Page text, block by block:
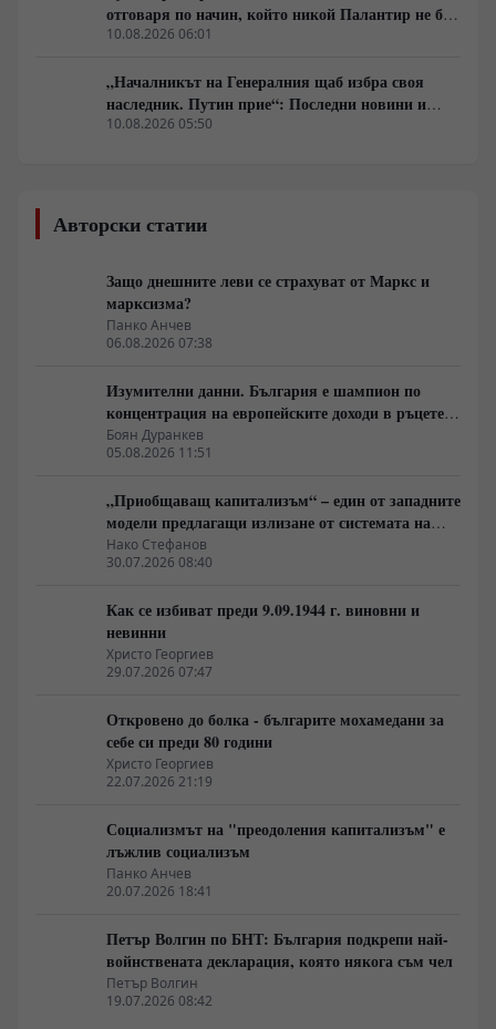
отговаря по начин, който никой Палантир не би
могъл да предвиди.
10.08.2026 06:01
„Началникът на Генералния щаб избра своя
наследник. Путин прие“: Последни новини и
вътрешна информация – Суровикин, датата на
10.08.2026 05:50
Авторски статии
Защо днешните леви се страхуват от Маркс и
марксизма?
Панко Анчев
06.08.2026 07:38
Изумителни данни. България е шампион по
концентрация на европейските доходи в ръцете
на най-богатия 1%, надминава и САЩ
Боян Дуранкев
05.08.2026 11:51
„Приобщаващ капитализъм“ – един от западните
модели предлагащи излизане от системата на
неолиберализма
Нако Стефанов
30.07.2026 08:40
Как се избиват преди 9.09.1944 г. виновни и
невинни
Христо Георгиев
29.07.2026 07:47
Откровено до болка - българите мохамедани за
себе си преди 80 години
Христо Георгиев
22.07.2026 21:19
Социализмът на "преодоления капитализъм" е
лъжлив социализъм
Панко Анчев
20.07.2026 18:41
Петър Волгин по БНТ: България подкрепи най-
войнствената декларация, която някога съм чел
Петър Волгин
19.07.2026 08:42